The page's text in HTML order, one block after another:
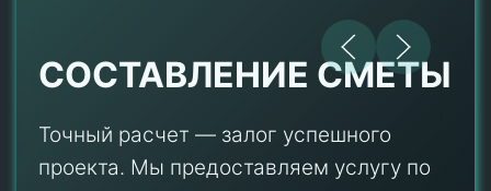
СОСТАВЛЕНИЕ СМЕТЫ
Точный расчет — залог успешного
проекта. Мы предоставляем услугу по